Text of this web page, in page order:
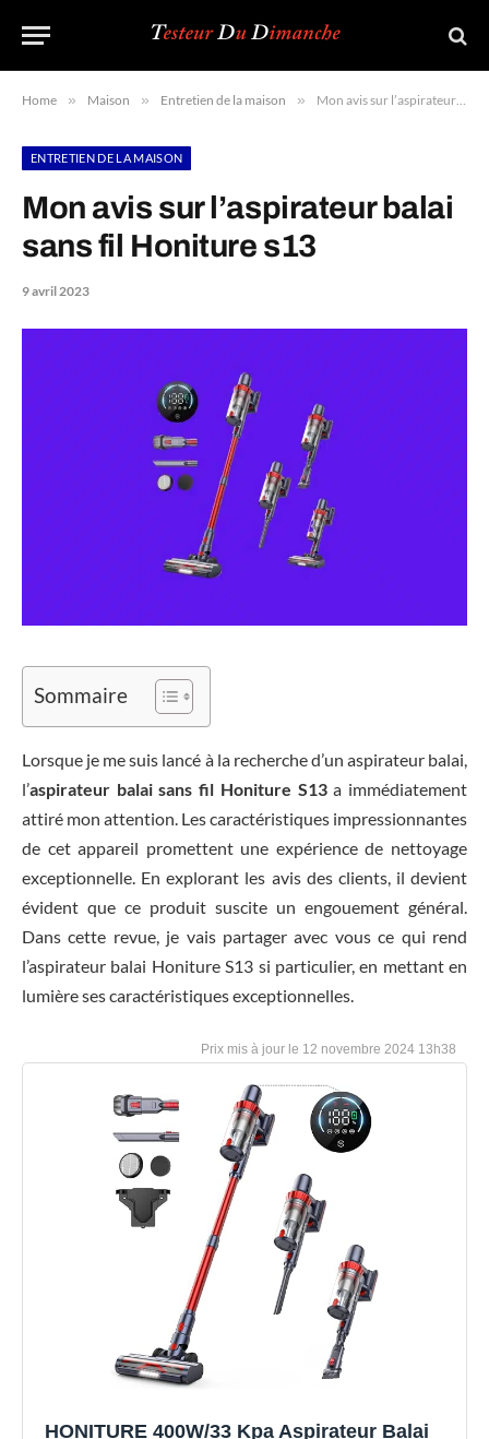
Home » Maison » Entretien de la maison » Mon avis sur l’aspirateur balai sans fil Honiture s13
ENTRETIEN DE LA MAISON
Mon avis sur l’aspirateur balai
sans fil Honiture s13
9 avril 2023
Sommaire
Lorsque je me suis lancé à la recherche d’un aspirateur balai,
l’aspirateur balai sans fil Honiture S13a immédiatement
attiré mon attention. Les caractéristiques impressionnantes
de cet appareil promettent une expérience de nettoyage
exceptionnelle. En explorant les avis des clients, il devient
évident que ce produit suscite un engouement général.
Dans cette revue, je vais partager avec vous ce qui rend
l’aspirateur balai Honiture S13 si particulier, en mettant en
lumière ses caractéristiques exceptionnelles.
12 novembre 2024 13h38
HONITURE 400W/33 Kpa Aspirateur Balai